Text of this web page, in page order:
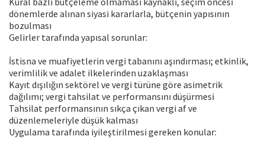
dönemlerde alınan siyasi kararlarla, bütçenin yapısının
bozulması
Gelirler tarafında yapısal sorunlar:
İstisna ve muafiyetlerin vergi tabanını aşındırması; etkinlik,
verimlilik ve adalet ilkelerinden uzaklaşması
Kayıt dışılığın sektörel ve vergi türüne göre asimetrik
dağılımı; vergi tahsilat ve performansını düşürmesi
Tahsilat performansının sıkça çıkan vergi af ve
düzenlemeleriyle düşük kalması
Uygulama tarafında iyileştirilmesi gereken konular: